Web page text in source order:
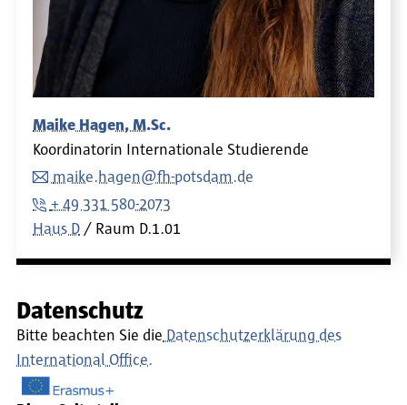
Maike Hagen, M.Sc.
Koordinatorin Internationale Studierende
maike.hagen@fh-potsdam.de
+ 49 331 580-2073
Haus D
Raum D.1.01
Datenschutz
Bitte beachten Sie die Datenschutzerklärung des
International Office.